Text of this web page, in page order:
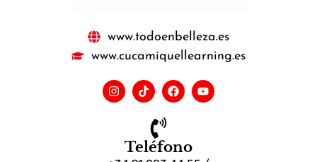
www.todoenbelleza.es
www.cucamiquellearning.es
Teléfono